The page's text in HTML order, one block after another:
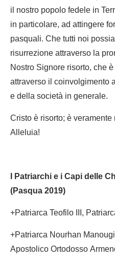
il nostro popolo fedele in
in particolare, ad attingere
pasquali. Che tutti noi
risurrezione attraverso la
Nostro Signore risorto, che
attraverso il
e della società in generale.
Cristo è risorto; è
Alleluia!
IPatriarchi e i Capi delle
(Pasqua 2019)
+Patriarca Teofilo III,
+Patriarca Nourhan
Apostolico Ortodosso